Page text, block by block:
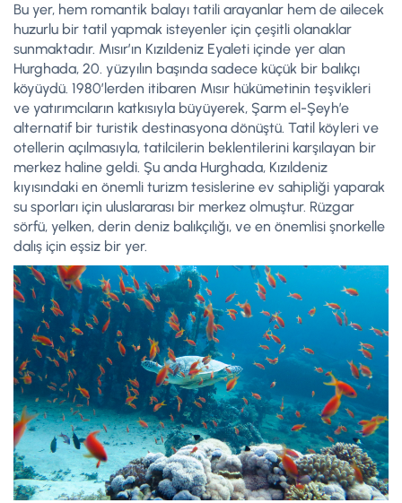
Bu yer, hem romantik balayı tatili arayanlar hem de ailecek
huzurlu bir tatil yapmak isteyenler için çeşitli olanaklar
sunmaktadır. Mısır’ın Kızıldeniz Eyaleti içinde yer alan
Hurghada, 20. yüzyılın başında sadece küçük bir balıkçı
köyüydü. 1980’lerden itibaren Mısır hükümetinin teşvikleri
ve yatırımcıların katkısıyla büyüyerek, Şarm el-Şeyh’e
alternatif bir turistik destinasyona dönüştü. Tatil köyleri ve
otellerin açılmasıyla, tatilcilerin beklentilerini karşılayan bir
merkez haline geldi. Şu anda Hurghada, Kızıldeniz
kıyısındaki en önemli turizm tesislerine ev sahipliği yaparak
su sporları için uluslararası bir merkez olmuştur. Rüzgar
sörfü, yelken, derin deniz balıkçılığı, ve en önemlisi şnorkelle
dalış için eşsiz bir yer.